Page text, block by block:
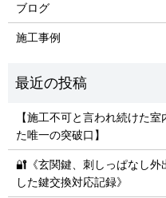
ブログ
施工事例
【施工不可と言われ続けた
た唯一の突破口】
🔐《玄関鍵、刺しっぱなし
した鍵交換対応記録》